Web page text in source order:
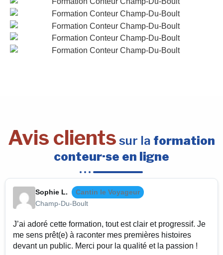
Avis clients sur la formation
conteur·se en ligne
Sophie L.
Cantin le Voyageur
Champ-Du-Boult
J’ai adoré cette formation, tout est clair et progressif. Je
me sens prêt(e) à raconter mes premières histoires
devant un public. Merci pour la qualité et la passion !